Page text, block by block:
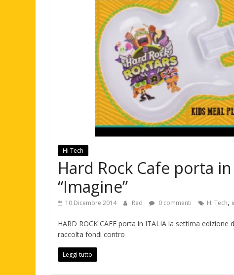
Hi Tech
Hard Rock Cafe porta
“Imagine”
10 Dicembre 2014 Red 0 commenti Hi Tech,
HARD ROCK CAFE porta in ITALIA la settima
raccolta fondi contro
Leggi tutto